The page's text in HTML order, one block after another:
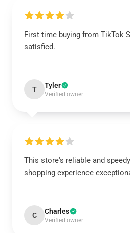
First time buying from TikTok
satisfied.
T Tyler
Verified owner
This store's reliable and
shopping experience
C Charles
Verified owner